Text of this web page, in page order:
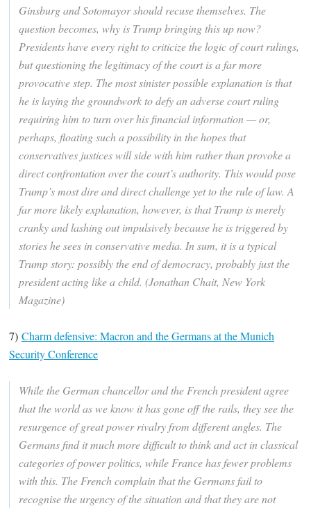
Ginsburg and Sotomayor should recuse themselves. The
question becomes, why is Trump bringing this up now?
Presidents have every right to criticize the logic of court rulings,
but questioning the legitimacy of the court is a far more
provocative step. The most sinister possible explanation is that
he is laying the groundwork to defy an adverse court ruling
requiring him to turn over his financial information — or,
perhaps, floating such a possibility in the hopes that
conservatives justices will side with him rather than provoke a
direct confrontation over the court’s authority. This would pose
Trump’s most dire and direct challenge yet to the rule of law. A
far more likely explanation, however, is that Trump is merely
cranky and lashing out impulsively because he is triggered by
stories he sees in conservative media. In sum, it is a typical
Trump story: possibly the end of democracy, probably just the
president acting like a child. (Jonathan Chait, New York
Magazine)
7) Charm defensive: Macron and the Germans at the Munich
Security Conference
While the German chancellor and the French president agree
that the world as we know it has gone off the rails, they see the
resurgence of great power rivalry from different angles. The
Germans find it much more difficult to think and act in classical
categories of power politics, while France has fewer problems
with this. The French complain that the Germans fail to
recognise the urgency of the situation and that they are not